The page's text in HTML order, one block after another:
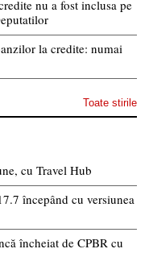
nu a fost inclusa pe
la credite: numai
Toate stirile
cu Travel Hub
începând cu versiunea
încheiat de CPBR cu